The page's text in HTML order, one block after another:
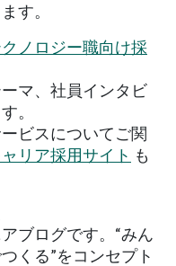
す。
ノロジー職向け採
マ、社員インタビ
。
ビスについてご関
リア採用サイト も
ブログです。“みん
くる”をコンセプト